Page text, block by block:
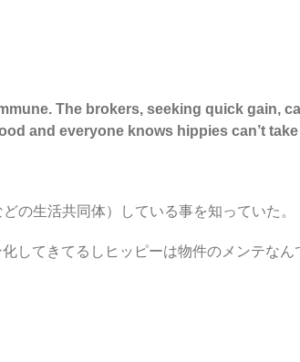
The brokers, seeking quick gain,
and everyone knows hippies can’t
の生活共同体）している事を知っていた。
してきてるしヒッピーは物件のメンテな